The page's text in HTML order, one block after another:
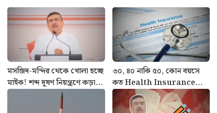
মসজিদ-মন্দির থেকে খোলা হচ্ছে
মাইক! শব্দ দূষণ নিয়ন্ত্রণে কড়া
ব্যবস্থা রাজ্য সরকারের
৩০, ৪০ নাকি ৫০, কোন বয়সে
কত Health Insurance
কভারেজ দরকার? জানালেন
বিশেষজ্ঞরা